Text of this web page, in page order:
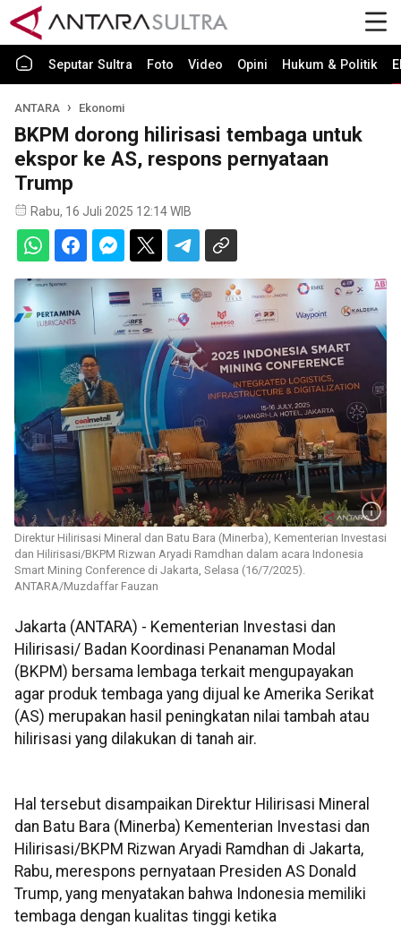
Seputar Sultra Foto Video Opini Hukum & Politik
ANTARA Ekonomi
BKPM dorong hilirisasi tembaga untuk
ekspor ke AS, respons pernyataan
Trump
Rabu, 16 Juli 2025 12:14 WIB
Direktur Hilirisasi Mineral dan Batu Bara (Minerba), Kementerian Investasi
dan Hilirisasi/BKPM Rizwan Aryadi Ramdhan dalam acara Indonesia
Smart Mining Conference di Jakarta, Selasa (16/7/2025).
ANTARA/Muzdaffar Fauzan
Jakarta (ANTARA) - Kementerian Investasi dan
Hilirisasi/ Badan Koordinasi Penanaman Modal
(BKPM) bersama lembaga terkait mengupayakan
agar produk tembaga yang dijual ke Amerika Serikat
(AS) merupakan hasil peningkatan nilai tambah atau
hilirisasi yang dilakukan di tanah air.
Hal tersebut disampaikan Direktur Hilirisasi Mineral
dan Batu Bara (Minerba) Kementerian Investasi dan
Hilirisasi/BKPM Rizwan Aryadi Ramdhan di Jakarta,
Rabu, merespons pernyataan Presiden AS Donald
Trump, yang menyatakan bahwa Indonesia memiliki
tembaga dengan kualitas tinggi ketika